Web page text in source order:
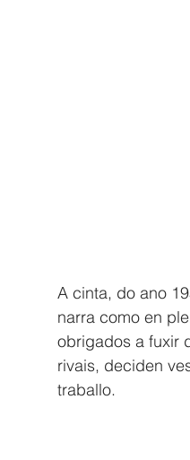
A cinta, do ano
narra como en
obrigados a fuxir
rivais, deciden
traballo.